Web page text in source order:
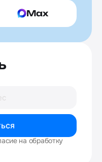
Max
на обработку